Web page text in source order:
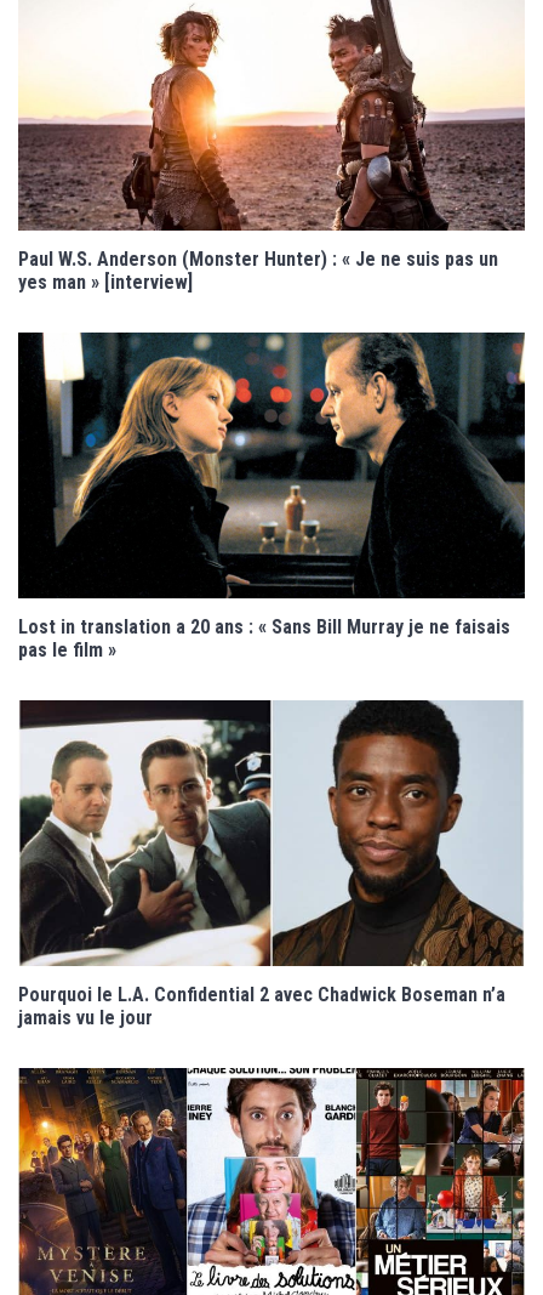
Paul W.S. Anderson (Monster Hunter) : « Je ne suis pas un
yes man » [interview]
Lost in translation a 20 ans : « Sans Bill Murray je ne faisais
pas le film »
Pourquoi le L.A. Confidential 2 avec Chadwick Boseman n’a
jamais vu le jour